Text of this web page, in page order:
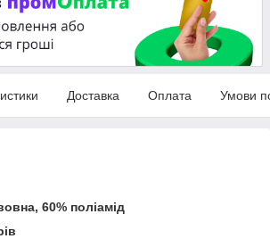
Доставка Оплата Умови
60% поліамід